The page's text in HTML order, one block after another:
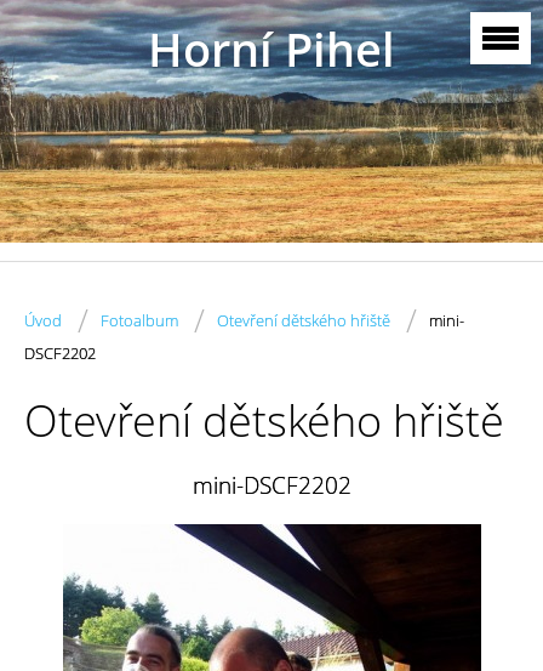
Horní Pihel
Úvod / Fotoalbum / Otevření dětského hřiště /
mini-
DSCF2202
Otevření dětského hřiště
mini-DSCF2202